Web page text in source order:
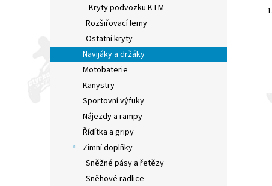
Kryty podvozku KTM
Rozšiřovací lemy
Ostatní kryty
Navijáky a držáky
Motobaterie
Kanystry
Sportovní výfuky
Nájezdy a rampy
Řídítka a gripy
Zimní doplňky
Sněžné pásy a řetězy
Sněhové radlice